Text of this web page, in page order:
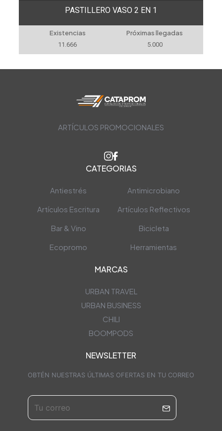
PASTILLERO VASO 2 EN 1
Existencias
11.666
Próximas llegadas
5.000
ARTÍCULOS PROMOCIONALES
CATEGORIAS
Antiestrés
Antimicrobiano
Artículos Escritura
Artículos Reflectivos
Bar & Vino
Bicicleta
Ecopromo
Herramientas
MARCAS
URBAN TRAVEL
URBAN BUSINESS
CHILI
BOOMPODS
NEWSLETTER
OBTÉN NUESTRAS ÚLTIMAS OFERTAS EN TU CORREO